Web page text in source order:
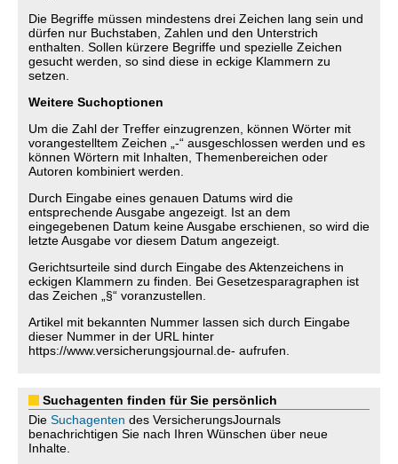
Die Begriffe müssen mindestens drei Zeichen lang sein und
dürfen nur Buchstaben, Zahlen und den Unterstrich
enthalten. Sollen kürzere Begriffe und spezielle Zeichen
gesucht werden, so sind diese in eckige Klammern zu
setzen.
Weitere Suchoptionen
Um die Zahl der Treffer einzugrenzen, können Wörter mit
vorangestelltem Zeichen „-“ ausgeschlossen werden und es
können Wörtern mit Inhalten, Themenbereichen oder
Autoren kombiniert werden.
Durch Eingabe eines genauen Datums wird die
entsprechende Ausgabe angezeigt. Ist an dem
eingegebenen Datum keine Ausgabe erschienen, so wird die
letzte Ausgabe vor diesem Datum angezeigt.
Gerichtsurteile sind durch Eingabe des Aktenzeichens in
eckigen Klammern zu finden. Bei Gesetzesparagraphen ist
das Zeichen „§“ voranzustellen.
Artikel mit bekannten Nummer lassen sich durch Eingabe
dieser Nummer in der URL hinter
https://www.versicherungsjournal.de- aufrufen.
Suchagenten finden für Sie persönlich
Die Suchagenten des VersicherungsJournals
benachrichtigen Sie nach Ihren Wünschen über neue
Inhalte.